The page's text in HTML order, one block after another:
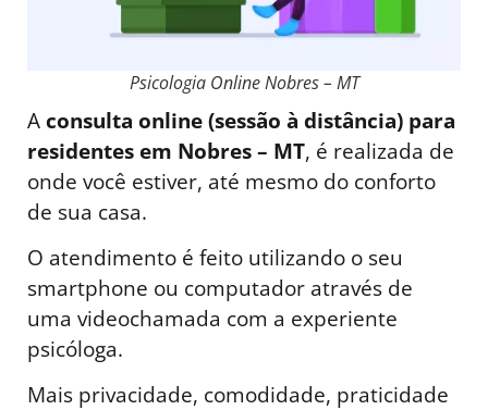
Psicologia Online Nobres – MT
Aconsulta online (sessão à distância) para
residentes em Nobres – MT, é realizada de
onde você estiver, até mesmo do conforto
de sua casa.
O atendimento é feito utilizando o seu
smartphone ou computador através de
uma videochamada com a experiente
psicóloga.
Mais privacidade, comodidade, praticidade